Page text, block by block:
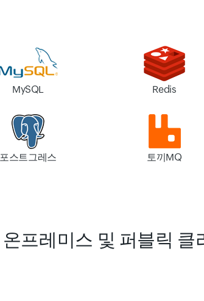
MySQL Redis
포스트그레스 토끼MQ
온프레미스 및 퍼블릭